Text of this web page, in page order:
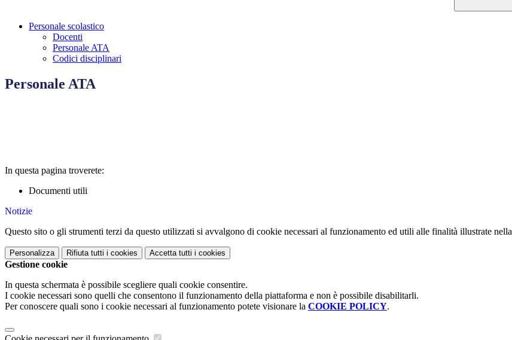
Personale scolastico
Docenti
Personale ATA
Codici disciplinari
Personale ATA
In questa pagina troverete:
Documenti utili
Notizie
Questo sito o gli strumenti terzi da questo utilizzati si avvalgono di cookie necessari al funzionamento ed utili alle finalità illustrate nella
Personalizza Rifiuta tutti i cookies Accetta tutti i cookies
Gestione cookie
In questa schermata è possibile scegliere quali cookie consentire.
I cookie necessari sono quelli che consentono il funzionamento della piattaforma e non è possibile disabilitarli.
Per conoscere quali sono i cookie necessari al funzionamento potete visionare la COOKIE POLICY.